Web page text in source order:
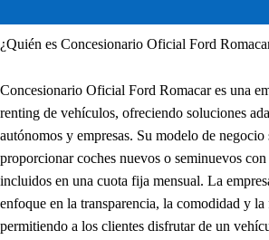
¿Quién es Concesionario Oficial Ford
Concesionario Oficial Ford Romacar es una
renting de vehículos, ofreciendo soluciones
autónomos y empresas. Su modelo de negocio
proporcionar coches nuevos o seminuevos
incluidos en una cuota fija mensual. La
enfoque en la transparencia, la comodidad y
permitiendo a los clientes disfrutar de un